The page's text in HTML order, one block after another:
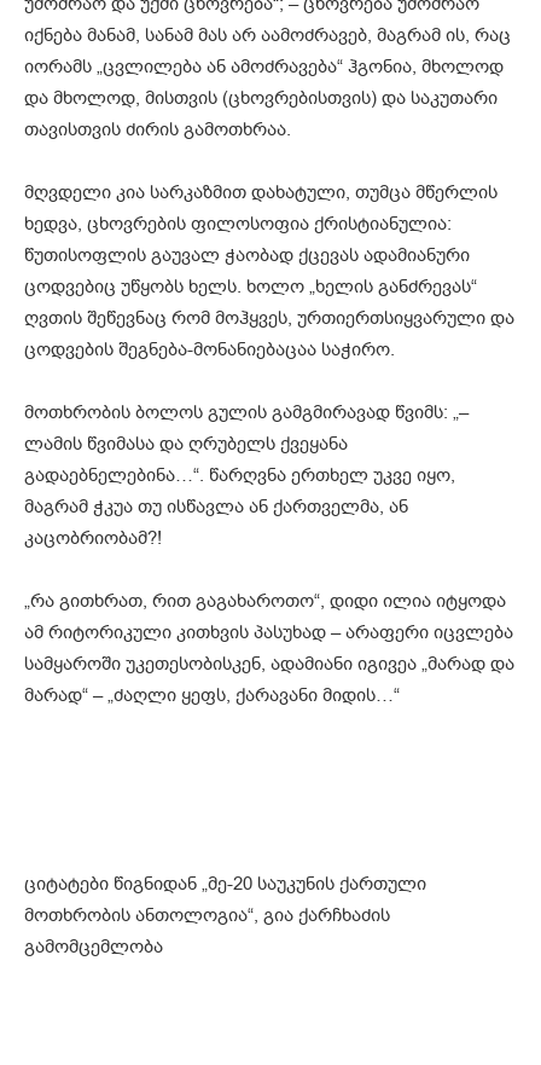
იქნება მანამ, სანამ მას არ აამოძრავებ, მაგრამ ის, რაც
იორამს „ცვლილება ან ამოძრავება“ ჰგონია, მხოლოდ
და მხოლოდ, მისთვის (ცხოვრებისთვის) და საკუთარი
თავისთვის ძირის გამოთხრაა.
მღვდელი კია სარკაზმით დახატული, თუმცა მწერლის
ხედვა, ცხოვრების ფილოსოფია ქრისტიანულია:
წუთისოფლის გაუვალ ჭაობად ქცევას ადამიანური
ცოდვებიც უწყობს ხელს. ხოლო „ხელის განძრევას“
ღვთის შეწევნაც რომ მოჰყვეს, ურთიერთსიყვარული და
ცოდვების შეგნება-მონანიებაცაა საჭირო.
მოთხრობის ბოლოს გულის გამგმირავად წვიმს: „–
ლამის წვიმასა და ღრუბელს ქვეყანა
გადაებნელებინა…“. წარღვნა ერთხელ უკვე იყო,
მაგრამ ჭკუა თუ ისწავლა ან ქართველმა, ან
კაცობრიობამ?!
„რა გითხრათ, რით გაგახაროთო“, დიდი ილია იტყოდა
ამ რიტორიკული კითხვის პასუხად – არაფერი იცვლება
სამყაროში უკეთესობისკენ, ადამიანი იგივეა „მარად და
მარად“ – „ძაღლი ყეფს, ქარავანი მიდის…“
ციტატები წიგნიდან „მე-20 საუკუნის ქართული
მოთხრობის ანთოლოგია“, გია ქარჩხაძის
გამომცემლობა